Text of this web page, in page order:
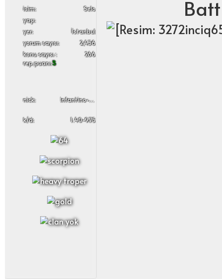
i̇sim:
Selo
yaşı:
yer:
İstanbul
yorum sayısı:
2,436
konu sayısı :
266
rep puanı:5
nick: Infantino-Skypulszz
k/d: 1.40-9.75